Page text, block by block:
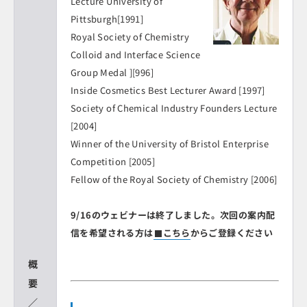
概
要
／
Pittsburgh[1991]
Royal Society of Chemistry
Colloid and Interface Science
Group Medal ][996]
Inside Cosmetics Best Lecturer Award [1997]
Society of Chemical Industry Founders Lecture
[2004]
Winner of the University of Bristol Enterprise
Competition [2005]
Fellow of the Royal Society of Chemistry [2006]
9/16のウェビナーは終了しました。次回の案内配
信を希望される方は
こちらからご登録ください